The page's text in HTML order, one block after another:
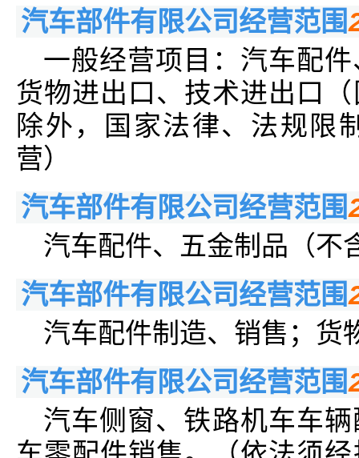
汽车部件有限公司经营范围
一般经营项目：汽车配
货物进出口、技术进出口
除外，国家法律、法规限
营）
汽车部件有限公司经营范围
汽车配件、五金制品（不
汽车部件有限公司经营范围
汽车配件制造、销售；货
汽车部件有限公司经营范围
汽车侧窗、铁路机车车